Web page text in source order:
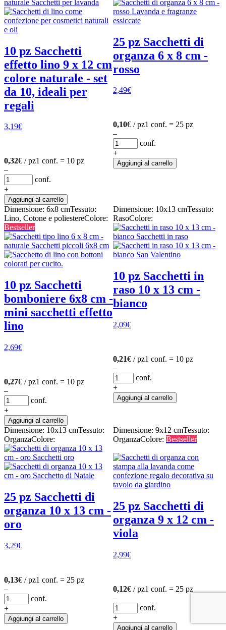
10 pz Sacchetti
effetto lino 9 x 12 cm
colore naturale - set
da 10, ideali per
regali
3,19€
0,32€ / pz1 conf. = 10 pz
–
conf.
+
Aggiungi al carrello
25 pz Sacchetti di
organza 6 x 8 cm -
rosso
2,49€
0,10€ / pz1 conf. = 25 pz
–
conf.
+
Aggiungi al carrello
Dimensione: 6x8 cmTessuto:
Lino, Cotone e poliestereColore:
Bestseller
10 pz Sacchetti
bomboniere 6x8 cm -
mini sacchetti effetto
lino
2,69€
0,27€ / pz1 conf. = 10 pz
–
conf.
+
Aggiungi al carrello
Dimensione: 10x13 cmTessuto:
RasoColore:
10 pz Sacchetti in
raso 10 x 13 cm -
bianco
2,09€
0,21€ / pz1 conf. = 10 pz
–
conf.
+
Aggiungi al carrello
Dimensione: 10x13 cmTessuto:
OrganzaColore:
25 pz Sacchetti di
organza 10 x 13 cm -
oro
3,29€
0,13€ / pz1 conf. = 25 pz
–
conf.
+
Aggiungi al carrello
Dimensione: 9x12 cmTessuto:
OrganzaColore: Bestseller
25 pz Sacchetti di
organza 9 x 12 cm -
viola
2,99€
0,12€ / pz1 conf. = 25 pz
–
conf.
+
Aggiungi al carrello